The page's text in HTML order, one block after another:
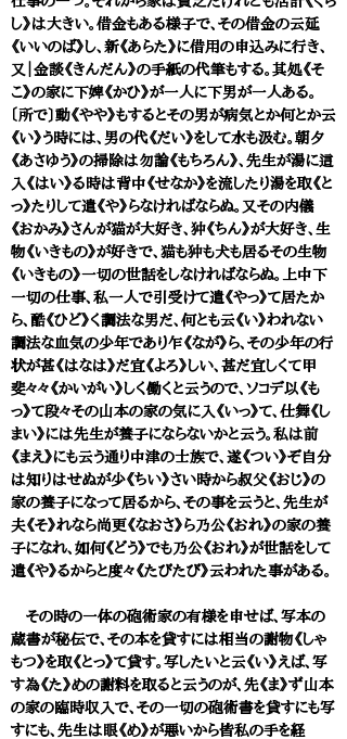
し》は大きい。借金もある様子で、その借金の云延
《いいのば》し、新《あらた》に借用の申込みに行き、
又｜金談《きんだん》の手紙の代筆もする。其処《そ
こ》の家に下婢《かひ》が一人に下男が一人ある。
〔所で〕動《やや》もするとその男が病気とか何とか云
《い》う時には、男の代《だい》をして水も汲む。朝夕
《あさゆう》の掃除は勿論《もちろん》、先生が湯に這
入《はい》る時は背中《せなか》を流したり湯を取《と
っ》たりして遣《や》らなければならぬ。又その内儀
《おかみ》さんが猫が大好き、狆《ちん》が大好き、生
物《いきもの》が好きで、猫も狆も犬も居るその生物
《いきもの》一切の世話をしなければならぬ。上中下
一切の仕事、私一人で引受けて遣《やっ》て居たか
ら、酷《ひど》く調法な男だ、何とも云《い》われない
調法な血気の少年であり乍《なが》ら、その少年の行
状が甚《はなは》だ宜《よろ》しい、甚だ宜しくて甲
斐々々《かいがい》しく働くと云うので、ソコデ以《も
っ》て段々その山本の家の気に入《いっ》て、仕舞《し
まい》には先生が養子にならないかと云う。私は前
《まえ》にも云う通り中津の士族で、遂《つい》ぞ自分
は知りはせぬが少《ちい》さい時から叔父《おじ》の
家の養子になって居るから、その事を云うと、先生が
夫《そ》れなら尚更《なおさ》ら乃公《おれ》の家の養
子になれ、如何《どう》でも乃公《おれ》が世話をして
遣《や》るからと度々《たびたび》云われた事がある。
その時の一体の砲術家の有様を申せば、写本の
蔵書が秘伝で、その本を貸すには相当の謝物《しゃ
もつ》を取《とっ》て貸す。写したいと云《い》えば、写
す為《た》めの謝料を取ると云うのが、先《ま》ず山本
の家の臨時収入で、その一切の砲術書を貸すにも写
すにも、先生は眼《め》が悪いから皆私の手を経